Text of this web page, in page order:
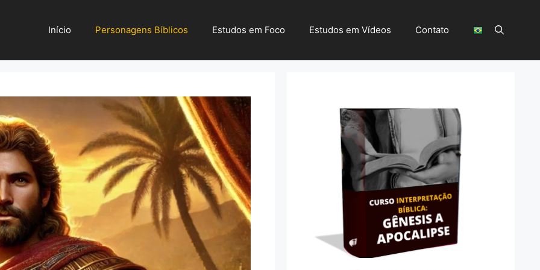
Início Personagens Bíblicos Estudos em Foco Estudos em Vídeos Contato